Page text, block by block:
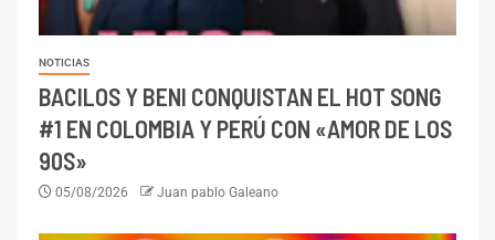
NOTICIAS
BACILOS Y BENI CONQUISTAN EL HOT SONG
#1 EN COLOMBIA Y PERÚ CON «AMOR DE LOS
90S»
05/08/2026 Juan pablo Galeano